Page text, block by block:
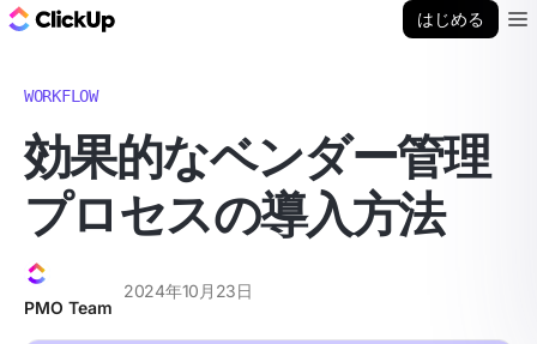
はじめる
WORKFLOW
効果的なベンダー管理
プロセスの導入方法
PMO Team
2024年10月23日